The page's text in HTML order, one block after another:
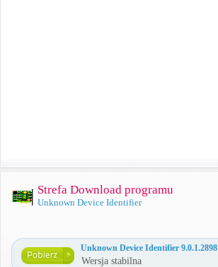
Strefa Download programu
Unknown Device Identifier
Unknown Device Identifier 9.0.1.2898
Wersja stabilna